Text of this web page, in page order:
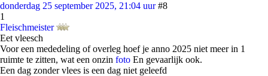
donderdag 25 september 2025, 21:04 uur #8
1
Fleischmeister
Eet vleesch
Voor een mededeling of overleg hoef je anno 2025 niet meer in 1
ruimte te zitten, wat een onzin foto En gevaarlijk ook.
Een dag zonder vlees is een dag niet geleefd